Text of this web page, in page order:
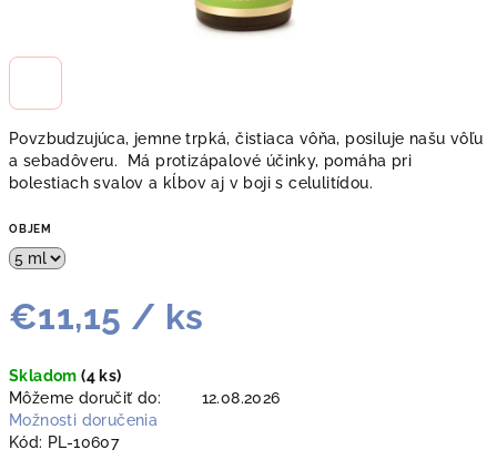
Povzbudzujúca, jemne trpká, čistiaca vôňa, posiluje našu vôľu
a sebadôveru. Má protizápalové účinky, pomáha pri
bolestiach svalov a kĺbov aj v boji s celulitídou.
OBJEM
€11,15 / ks
cena:
Skladom(4 ks)
Môžeme doručiť do:
12.08.2026
Možnosti doručenia
Kód: PL-10607